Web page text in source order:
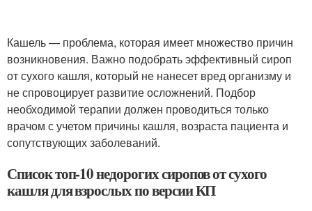
Кашель — проблема, которая имеет множество причин
возникновения. Важно подобрать эффективный сироп
от сухого кашля, который не нанесет вред организму и
не спровоцирует развитие осложнений. Подбор
необходимой терапии должен проводиться только
врачом с учетом причины кашля, возраста пациента и
сопутствующих заболеваний.
Список топ-10 недорогих сиропов от сухого
кашля для взрослых по версии КП